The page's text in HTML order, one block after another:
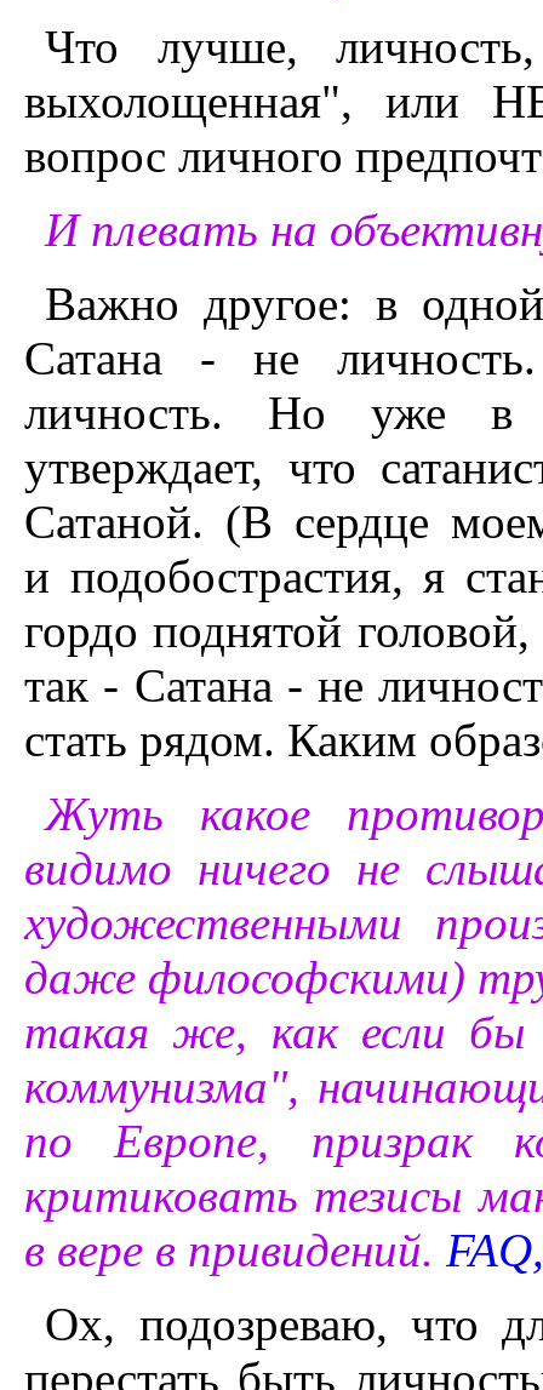
Что лучше,
выхолощенная", или
вопрос личного
И плевать на
Важно другое: в
Сатана - не
личность. Но уже в
утверждает, что
Сатаной. (В сердце
и подобострастия, я
гордо поднятой
так - Сатана - не
стать рядом. Каким
Жуть какое
видимо ничего не
художественными
даже философскими)
такая же, как если
коммунизма",
по Европе, призрак
критиковать тезисы
в вере в привидений.
Ох, подозреваю, что
перестать быть